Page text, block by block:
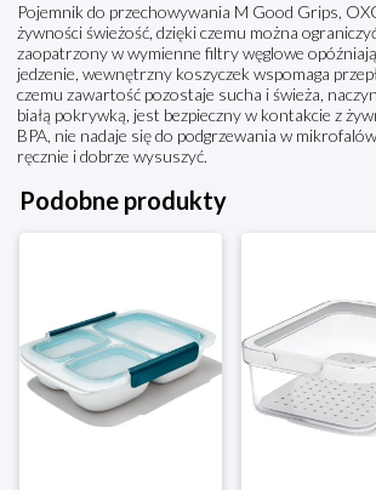
Pojemnik do przechowywania M Good Grips,
żywności świeżość, dzięki czemu można
zaopatrzony w wymienne filtry węglowe
jedzenie, wewnętrzny koszyczek wspomaga
czemu zawartość pozostaje sucha i świeża,
białą pokrywką, jest bezpieczny w kontakcie z
BPA, nie nadaje się do podgrzewania w
ręcznie i dobrze wysuszyć.
Podobne produkty